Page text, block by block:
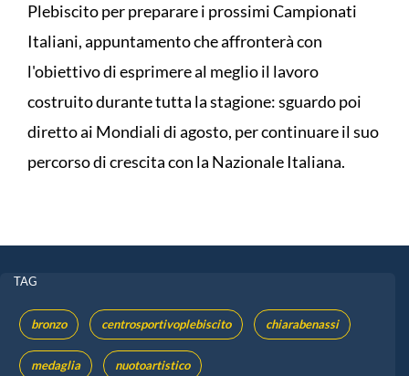
Plebiscito per preparare i prossimi Campionati
Italiani, appuntamento che affronterà con
l'obiettivo di esprimere al meglio il lavoro
costruito durante tutta la stagione: sguardo poi
diretto ai Mondiali di agosto, per continuare il suo
percorso di crescita con la Nazionale Italiana.
TAG
bronzo centrosportivoplebiscito chiarabenassi
medaglia nuotoartistico